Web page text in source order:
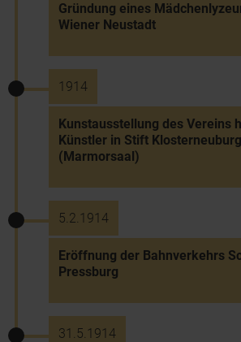
Gründung eines
Wiener Neustadt
1914
Kunstausstellung des Vereins
Künstler in Stift Klosterneuburg
(Marmorsaal)
5.2.1914
Eröffnung der Bahnverkehrs
Pressburg
31.5.1914